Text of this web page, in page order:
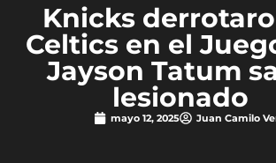
Knicks
Celtics en el
Jayson Tatum
lesionado
mayo 12, 2025 Juan Camilo